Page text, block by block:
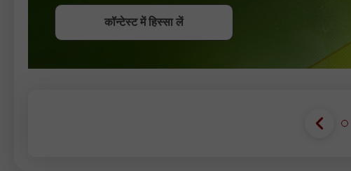
कॉन्टेस्ट में हिस्सा लें
कॉन्टेस्ट में हिस्सा लें